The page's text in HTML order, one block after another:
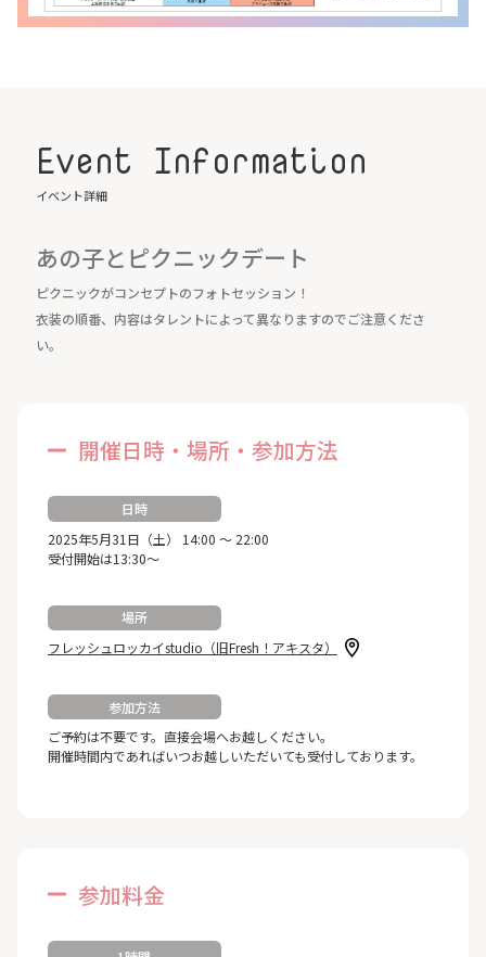
Event Information
イベント詳細
あの子とピクニックデート
ピクニックがコンセプトのフォトセッション！
衣装の順番、内容はタレントによって異なりますのでご注意くださ
い。
開催日時・場所・参加方法
日時
2025年5月31日（土） 14:00 ～ 22:00
受付開始は13:30～
場所
フレッシュロッカイstudio（旧Fresh！アキスタ）
参加方法
ご予約は不要です。直接会場へお越しください。
開催時間内であればいつお越しいただいても受付しております。
参加料金